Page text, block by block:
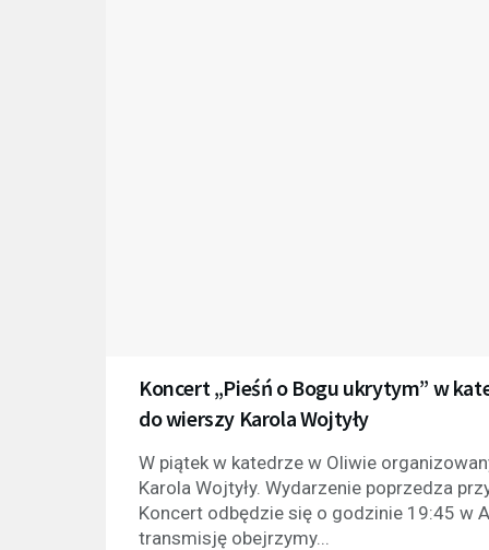
Koncert „Pieśń o Bogu ukrytym” w
do wierszy Karola Wojtyły
W piątek w katedrze w Oliwie
Karola Wojtyły. Wydarzenie poprzedza
Koncert odbędzie się o godzinie 19:45 w
transmisję obejrzymy...